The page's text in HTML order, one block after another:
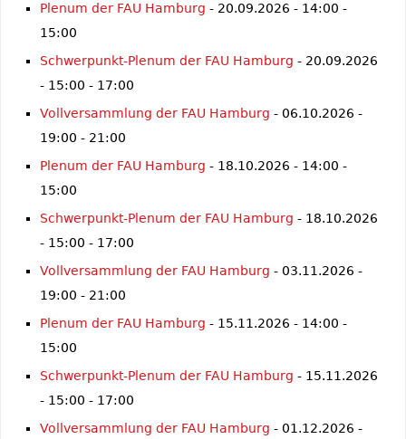
Plenum der FAU Hamburg - 20.09.2026 - 14:00 -
15:00
Schwerpunkt-Plenum der FAU Hamburg - 20.09.2026
- 15:00 - 17:00
Vollversammlung der FAU Hamburg - 06.10.2026 -
19:00 - 21:00
Plenum der FAU Hamburg - 18.10.2026 - 14:00 -
15:00
Schwerpunkt-Plenum der FAU Hamburg - 18.10.2026
- 15:00 - 17:00
Vollversammlung der FAU Hamburg - 03.11.2026 -
19:00 - 21:00
Plenum der FAU Hamburg - 15.11.2026 - 14:00 -
15:00
Schwerpunkt-Plenum der FAU Hamburg - 15.11.2026
- 15:00 - 17:00
Vollversammlung der FAU Hamburg - 01.12.2026 -